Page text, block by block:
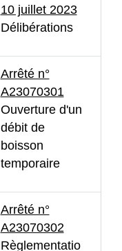
10 juillet 2023
Délibérations
Arrêté n°
A23070301
Ouverture d'un
débit de
boisson
temporaire
Arrêté n°
A23070302
Règlementatio